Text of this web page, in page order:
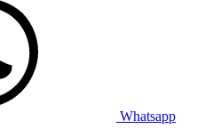
Whatsapp